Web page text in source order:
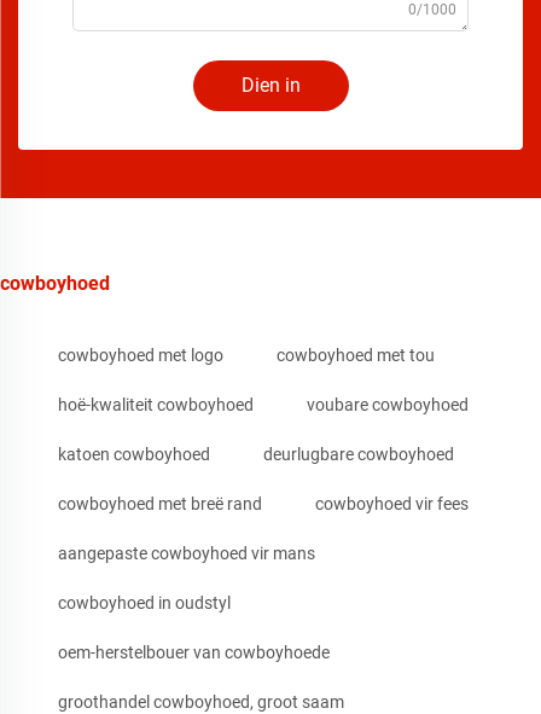
0/1000
Dien in
cowboyhoed
cowboyhoed met logo cowboyhoed met tou
hoë-kwaliteit cowboyhoed voubare cowboyhoed
katoen cowboyhoed deurlugbare cowboyhoed
cowboyhoed met breë rand cowboyhoed vir fees
aangepaste cowboyhoed vir mans
cowboyhoed in oudstyl
oem-herstelbouer van cowboyhoede
groothandel cowboyhoed, groot saam